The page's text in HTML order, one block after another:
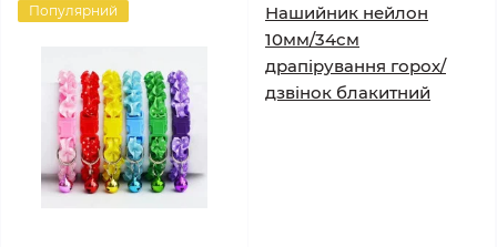
Популярний
Нашийник нейлон
10мм/34см
драпірування горох/
дзвінок блакитний